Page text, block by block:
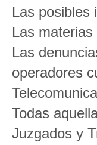
Las posibles
Las
Las
operadores
Todas
Juzgados y